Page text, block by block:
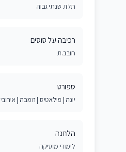
תלת שנתי גבוה
רכיבה על סוסים
חובב.ת
ספורט
יוגה | פילאטיס | זומבה |
הלחנה
לימודי מוסיקה